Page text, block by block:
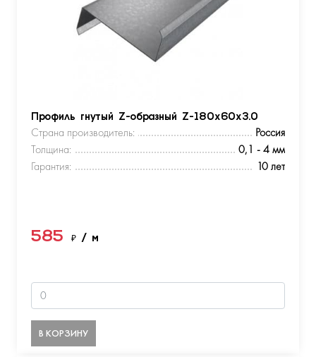
Профиль гнутый Z-образный Z-180х60х3.0
Страна производитель:
Россия
Толщина:
0,1 - 4 мм
Гарантия:
10 лет
585 ₽ / м
В КОРЗИНУ